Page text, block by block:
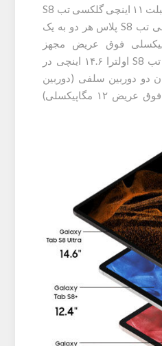
مگاپیکسلی خواهیم بود. تبلت ۱۱ اینچی گلکسی تب S8
و تبلت ۱۲.۴ اینچی گلکسی تب S8 پلاس هر دو به یک
سلفی ۱۲ مگاپیکسلی فوق عریض مجهز
خواهند شد؛ اما گلکسی تب S8 اولترا ۱۴.۶ اینچی در
دو دوربین سلفی (دوربین
اصلی ۱۲ مگاپیکسلی و فوق عریض ۱۲ مگاپیکسلی)‌